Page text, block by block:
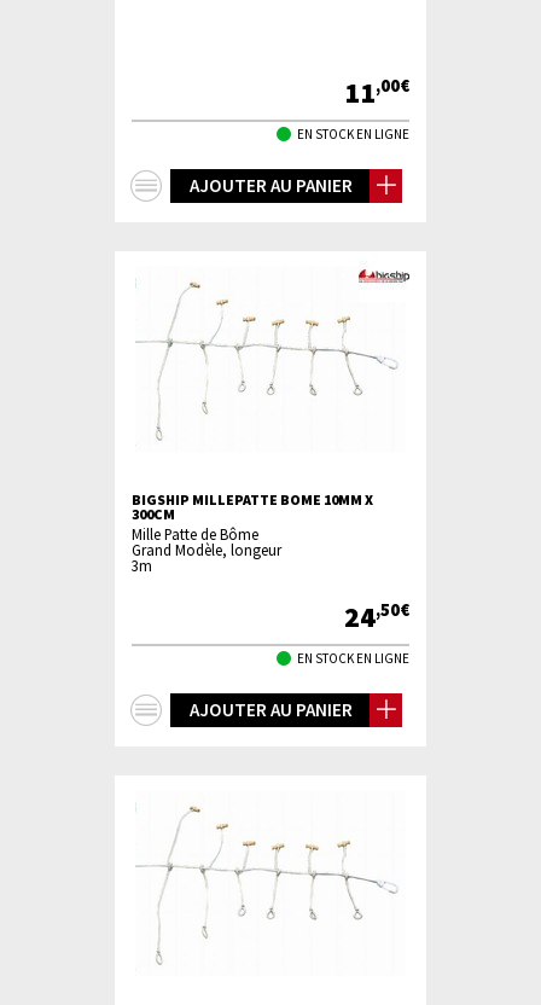
11,00€
EN STOCK EN LIGNE
AJOUTER AU PANIER
BIGSHIP MILLEPATTE BOME 10MM X
300CM
Mille Patte de Bôme
Grand Modèle, longeur
3m
24,50€
EN STOCK EN LIGNE
AJOUTER AU PANIER